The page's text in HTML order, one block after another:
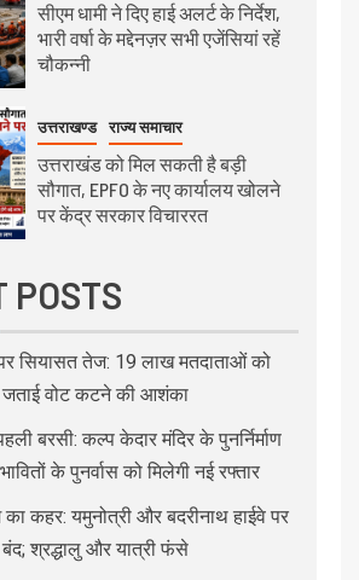
सीएम धामी ने दिए हाई अलर्ट के निर्देश,
भारी वर्षा के मद्देनज़र सभी एजेंसियां रहें
चौकन्नी
उत्तराखण्ड राज्य समाचार
उत्तराखंड को मिल सकती है बड़ी
सौगात, EPFO के नए कार्यालय खोलने
पर केंद्र सरकार विचाररत
POSTS
सियासत तेज: 19 लाख मतदाताओं को
जताई वोट कटने की आशंका
बरसी: कल्प केदार मंदिर के पुनर्निर्माण
के पुनर्वास को मिलेगी नई रफ्तार
का कहर: यमुनोत्री और बदरीनाथ हाईवे पर
श्रद्धालु और यात्री फंसे